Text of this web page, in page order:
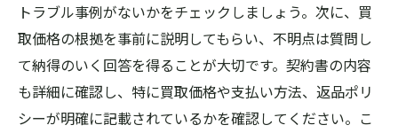
トラブル事例がないかをチェックしましょう。次に、買
取価格の根拠を事前に説明してもらい、不明点は質問し
て納得のいく回答を得ることが大切です。契約書の内容
も詳細に確認し、特に買取価格や支払い方法、返品ポリ
シーが明確に記載されているかを確認してください。こ